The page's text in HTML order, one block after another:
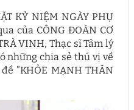
KỶ NIỆM NGÀY PHỤ
của CÔNG ĐOÀN CƠ
VINH, Thạc sĩ Tâm lý
những chia sẻ thú vị về
”KHỎE MẠNH THÂN